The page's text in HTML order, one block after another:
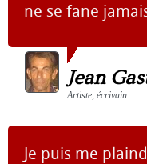
ne se fane
Jean
Artiste, écrivain
Je puis me